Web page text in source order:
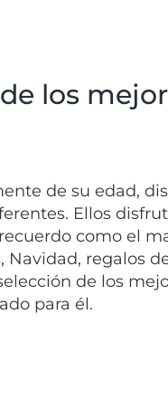
los
de su edad,
Ellos
como el
regalos
de los
para él.